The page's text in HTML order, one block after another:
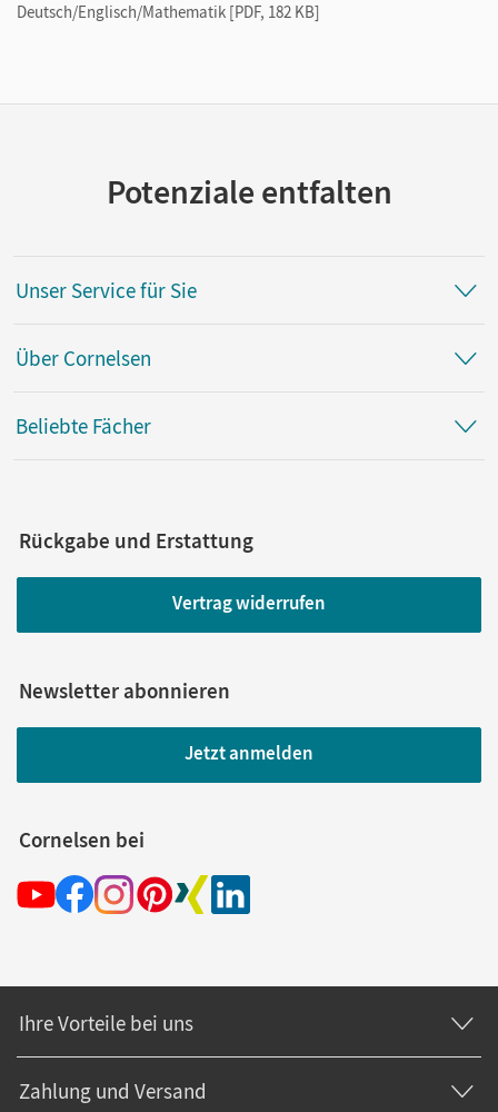
Deutsch/Englisch/Mathematik [PDF, 182 KB]
Potenziale entfalten
Unser Service für Sie
Über Cornelsen
Beliebte Fächer
Rückgabe und Erstattung
Vertrag widerrufen
Newsletter abonnieren
Jetzt anmelden
Cornelsen bei
Ihre Vorteile bei uns
Zahlung und Versand